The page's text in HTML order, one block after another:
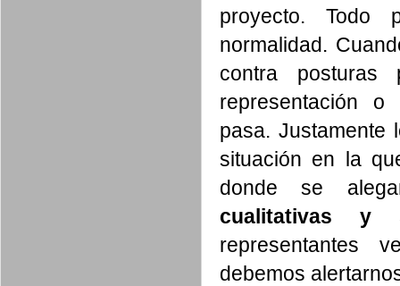
proyecto. Todo
normalidad.
contra
representación o
pasa. Justamente
situación en la
donde se
cualitativas y
representantes
debemos